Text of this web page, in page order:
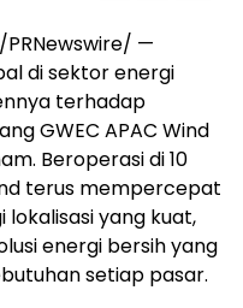
/PRNewswire/ —
di sektor energi
terhadap
GWEC APAC Wind
Beroperasi di 10
terus mempercepat
yang kuat,
energi bersih yang
setiap pasar.